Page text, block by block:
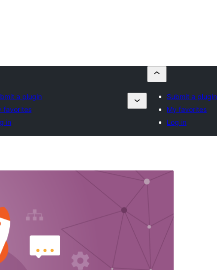
a plugin
favorites
in
Submit a plugin
My favorites
Log in